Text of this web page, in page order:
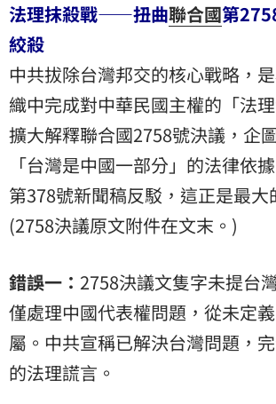
法理抹殺戰——扭曲聯合國第
絞殺
中共拔除台灣邦交的核心戰略，
織中完成對中華民國主權的「法
擴大解釋聯合國2758號決議，企
「台灣是中國一部分」的法律依
第378號新聞稿反駁，這正是最大
(2758決議原文附件在文末。)
錯誤一： 2758決議文隻字未提台
僅處理中國代表權問題，從未定
屬。中共宣稱已解決台灣問題，
的法理謊言。